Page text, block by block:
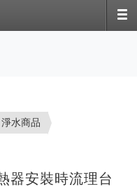
淨水商品
器安裝時流理台